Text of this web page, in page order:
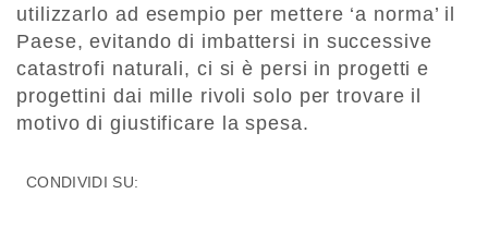
utilizzarlo ad esempio per mettere ‘a norma’ il
Paese, evitando di imbattersi in successive
catastrofi naturali, ci si è persi in progetti e
progettini dai mille rivoli solo per trovare il
motivo di giustificare la spesa.
CONDIVIDI SU: